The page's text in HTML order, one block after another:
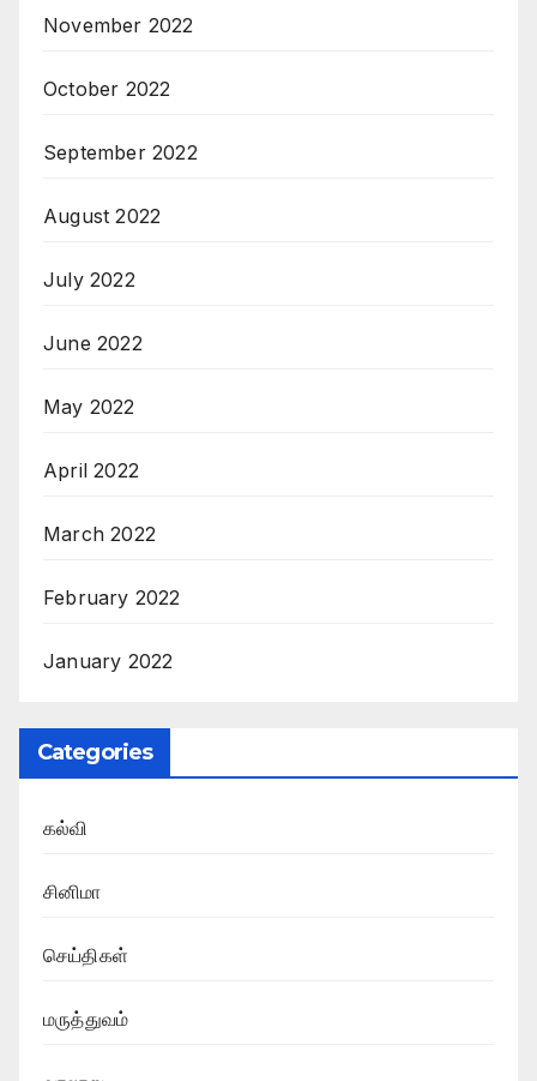
November 2022
October 2022
September 2022
August 2022
July 2022
June 2022
May 2022
April 2022
March 2022
February 2022
January 2022
Categories
கல்வி
சினிமா
செய்திகள்
மருத்துவம்